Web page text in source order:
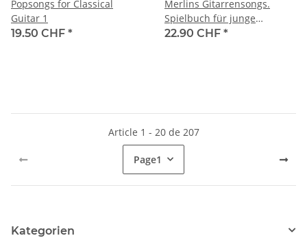
Popsongs for Classical
Guitar 1
19.50 CHF *
Merlins Gitarrensongs.
Spielbuch für junge
Gitarristen - Pop & Rock
22.90 CHF *
Article 1 - 20 de 207
Page1
Kategorien